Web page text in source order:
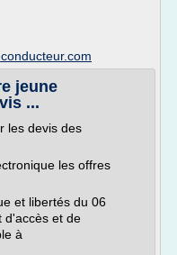
jeune
...
les devis des
les offres
et libertés du 06
d'accès et de
à